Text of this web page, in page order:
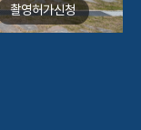
촬영허가신청